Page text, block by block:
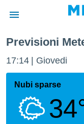
di
per
Previsioni
17:14 Giovedi
Nubi sparse